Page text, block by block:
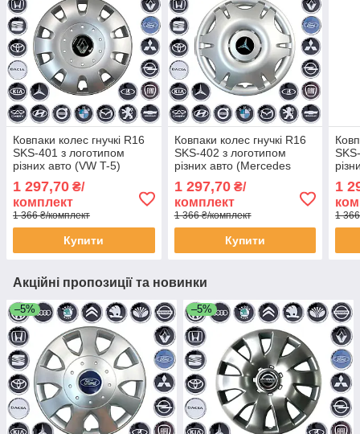
Ковпаки колес гнучкі R16
SKS-401 з логотипом
різних авто (VW T-5)
1 297,70 ₴/
комплект
1 366 ₴/комплект
Купити
Ковпаки колес гнучкі R16
SKS-402 з логотипом
різних авто (Mercedes
1 297,70₴/
комплект
1 366 ₴/комплект
Купити
1
1
Акційні пропозиції та новинки
–5% –5%